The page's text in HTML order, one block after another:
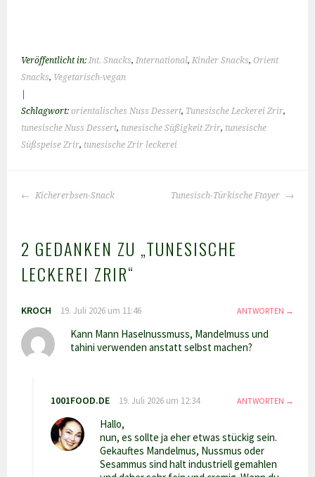
Veröffentlicht in:Int. Snacks,International,Kinder Snacks,Orient
Snacks, Vegetarisch-vegan
Schlagwort:orientalisches Nuss Dessert, Tunesische Leckerei Zrir,
tunesische Nuss Dessert, tunesische Süßigkeit Zrir, tunesische
Süßspeise Zrir, tunesische Zrir leckerei
BEITRAGS-
Kichererbsen-Snack Tunesisch-Türkische Ftayer
2 GEDANKEN ZU „TUNESISCHE
LECKEREI ZRIR“
KROCH 19. Juli 2026 um 11:46 ANTWORTEN
Kann Mann Haselnussmuss, Mandelmuss und
tahini verwenden anstatt selbst machen?
1001FOOD.DE 19. Juli 2026 um 12:34 ANTWORTEN
Hallo,
nun, es sollte ja eher etwas stückig sein.
Gekauftes Mandelmus, Nussmus oder
Sesammus sind halt industriell gemahlen